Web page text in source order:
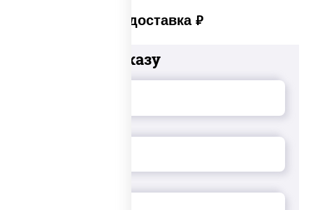
Платная доставка руб
Добавьте к заказу